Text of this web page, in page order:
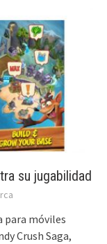
su jugabilidad
para móviles
Crush Saga,